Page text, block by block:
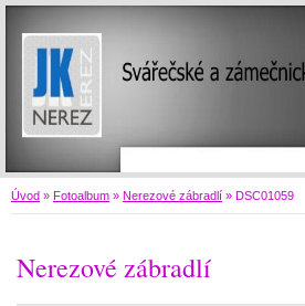
Úvod » Fotoalbum » Nerezové zábradlí » DSC01059
Nerezové zábradlí